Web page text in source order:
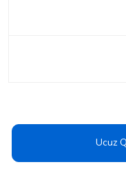
Ucuz